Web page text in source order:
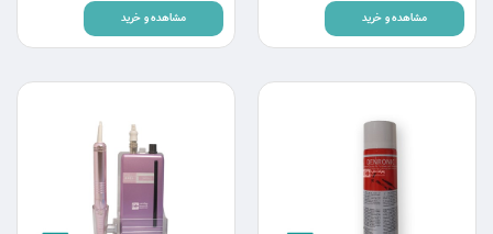
مشاهده و خرید مشاهده و خرید